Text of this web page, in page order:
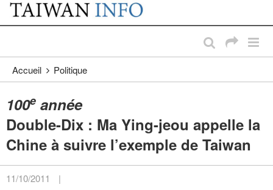
Passer au contenu principal
:::
Accueil Politique
100e année
Double-Dix : Ma Ying-jeou appelle la
Chine à suivre l’exemple de Taiwan
11/10/2011 |